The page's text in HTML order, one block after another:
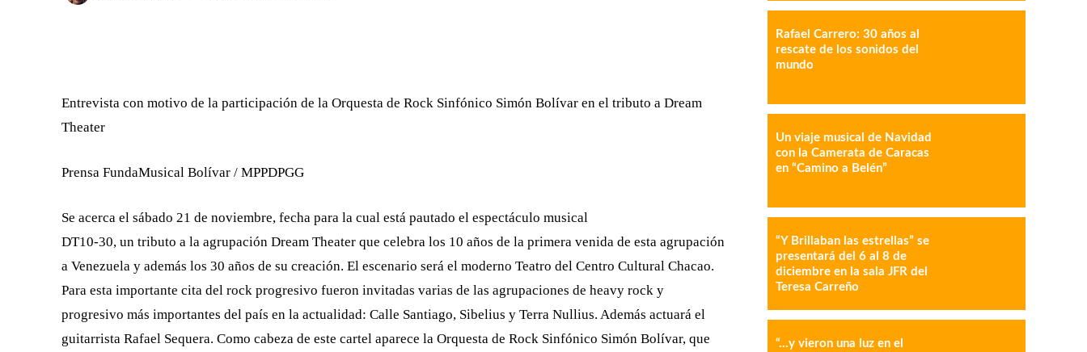
IMPRESIÓN COPY URL
Entrevista con motivo de la participación de la Orquesta de Rock Sinfónico Simón Bolívar en el tributo a Dream
Theater
Prensa FundaMusical Bolívar / MPPDPGG
Se acerca el sábado 21 de noviembre, fecha para la cual está pautado el espectáculo musical
DT10-30, un tributo a la agrupación Dream Theater que celebra los 10 años de la primera venida de esta agrupación
a Venezuela y además los 30 años de su creación. El escenario será el moderno Teatro del Centro Cultural Chacao.
Para esta importante cita del rock progresivo fueron invitadas varias de las agrupaciones de heavy rock y
progresivo más importantes del país en la actualidad: Calle Santiago, Sibelius y Terra Nullius. Además actuará el
guitarrista Rafael Sequera. Como cabeza de este cartel aparece la Orquesta de Rock Sinfónico Simón Bolívar, que
Rafael Carrero: 30 años al
rescate de los sonidos del
mundo
Un viaje musical de Navidad
con la Camerata de Caracas
en “Camino a Belén”
“Y Brillaban las estrellas” se
presentará del 6 al 8 de
diciembre en la sala JFR del
Teresa Carreño
“…y vieron una luz en el